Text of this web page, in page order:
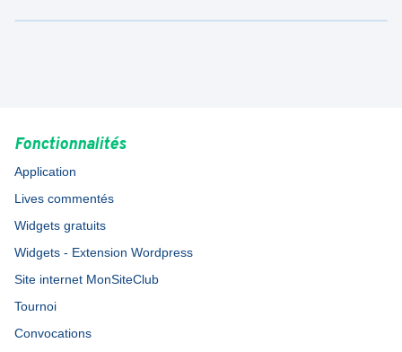
Fonctionnalités
Application
Lives commentés
Widgets gratuits
Widgets - Extension Wordpress
Site internet MonSiteClub
Tournoi
Convocations